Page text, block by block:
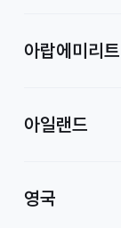
아랍에미리트
아일랜드
영국